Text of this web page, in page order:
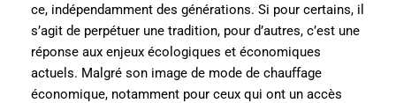
ce, indépendamment des générations. Si pour certains, il
s’agit de perpétuer une tradition, pour d’autres, c’est une
réponse aux enjeux écologiques et économiques
actuels. Malgré son image de mode de chauffage
économique, notamment pour ceux qui ont un accès